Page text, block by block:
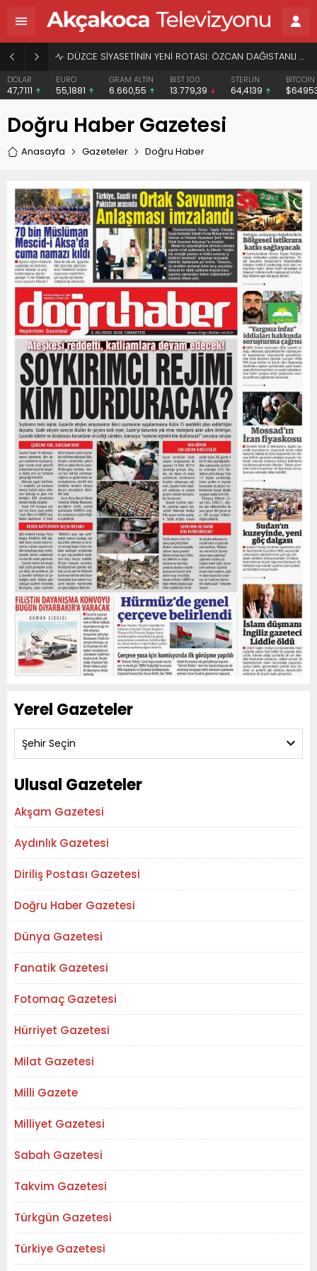
DÜZCE SİYASETİNİN YENİ ROTASI: ÖZCAN DAĞISTANLI VE “HERKESİN BAŞKANI” VİZYONU
DOLAR
47,7111
EURO
55,1881
GRAM ALTIN
6.660,55
BIST 100
13.779,39
STERLİN
64,4139
BITCOIN
Doğru Haber Gazetesi
Anasayfa Gazeteler Doğru Haber
Yerel Gazeteler
Şehir Seçin
Ulusal Gazeteler
Akşam Gazetesi
Aydınlık Gazetesi
Diriliş Postası Gazetesi
Doğru Haber Gazetesi
Dünya Gazetesi
Fanatik Gazetesi
Fotomaç Gazetesi
Hürriyet Gazetesi
Milat Gazetesi
Milli Gazete
Milliyet Gazetesi
Sabah Gazetesi
Takvim Gazetesi
Türkgün Gazetesi
Türkiye Gazetesi